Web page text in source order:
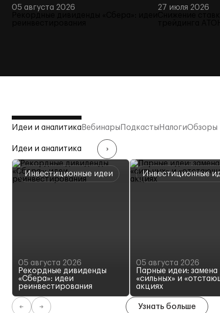
05 августа 2026
27 июля 2026
Идеи и аналитика Вебинары Подкасты НалогиОбзоры
Идеи и аналитика
Инвестиционные идеи
05 августа 2026
Рекордные дивиденды
«Сбера»: идеи
реинвестирования
Инвестиционные
05 августа 2026
Парные идеи: замена
«сильных» и
акциях
Узнать больше